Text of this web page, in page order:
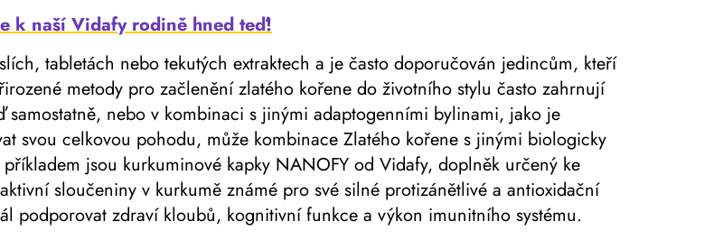
k naší Vidafy rodině hned teď!
tabletách nebo tekutých extraktech a je často doporučován jedincům, kteří
metody pro začlenění zlatého kořene do životního stylu často zahrnují
nebo v kombinaci s jinými adaptogenními bylinami, jako je
svou celkovou pohodu, může kombinace Zlatého kořene s jinými biologicky
jsou kurkuminové kapky NANOFY od Vidafy, doplněk určený ke
sloučeniny v kurkumě známé pro své silné protizánětlivé a antioxidační
podporovat zdraví kloubů, kognitivní funkce a výkon imunitního systému.